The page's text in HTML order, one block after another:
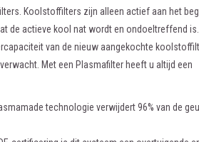
Koolstoffilters zijn alleen actief aan het
de actieve kool nat wordt en ondoeltreffend is.
van de nieuw aangekochte
Met een Plasmafilter heeft u altijd een
technologie verwijdert 96% van de